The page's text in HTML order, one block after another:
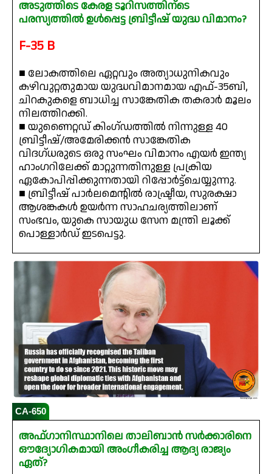
അടുത്തിടെ കേരള ടൂറിസത്തിന്ടെ
പരസ്യത്തിൽ ഉൾപ്പെട്ട ബ്രിട്ടീഷ് യുദ്ധ വിമാനം?
F-35 B
■ ലോകത്തിലെ ഏറ്റവും അത്യാധുനികവും
കഴിവുറ്റതുമായ യുദ്ധവിമാനമായ എഫ്-35ബി,
ചിറകുകളെ ബാധിച്ച സാങ്കേതിക തകരാർ മൂലം
നിലത്തിറക്കി.
■ യുണൈറ്റഡ് കിംഗ്ഡത്തിൽ നിന്നുള്ള 40
ബ്രിട്ടീഷ്/അമേരിക്കൻ സാങ്കേതിക
വിദഗ്ധരുടെ ഒരു സംഘം വിമാനം എയർ ഇന്ത്യ
ഹാംഗറിലേക്ക് മാറ്റുന്നതിനുള്ള പ്രക്രിയ
ഏകോപിപ്പിക്കുന്നതായി റിപ്പോർട്ട്ചെയ്യുന്നു.
■ ബ്രിട്ടീഷ് പാർലമെന്റിൽ രാഷ്ട്രീയ, സുരക്ഷാ
ആശങ്കകൾ ഉയർന്ന സാഹചര്യത്തിലാണ്
സംഭവം, യുകെ സായുധ സേന മന്ത്രി ലൂക്ക്
പൊള്ളാർഡ് ഇടപെട്ടു.
CA-650
അഫ്ഗാനിസ്ഥാനിലെ താലിബാൻ സർക്കാരിനെ
ഔദ്യോഗികമായി അംഗീകരിച്ച ആദ്യ രാജ്യം
ഏത്?